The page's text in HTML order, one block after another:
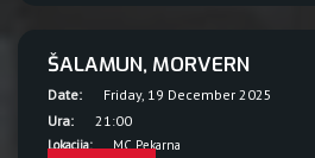
ŠALAMUN, MORVERN
Date:
Friday, 19 December 2025
Ura:
21:00
Lokacija: MC Pekarna